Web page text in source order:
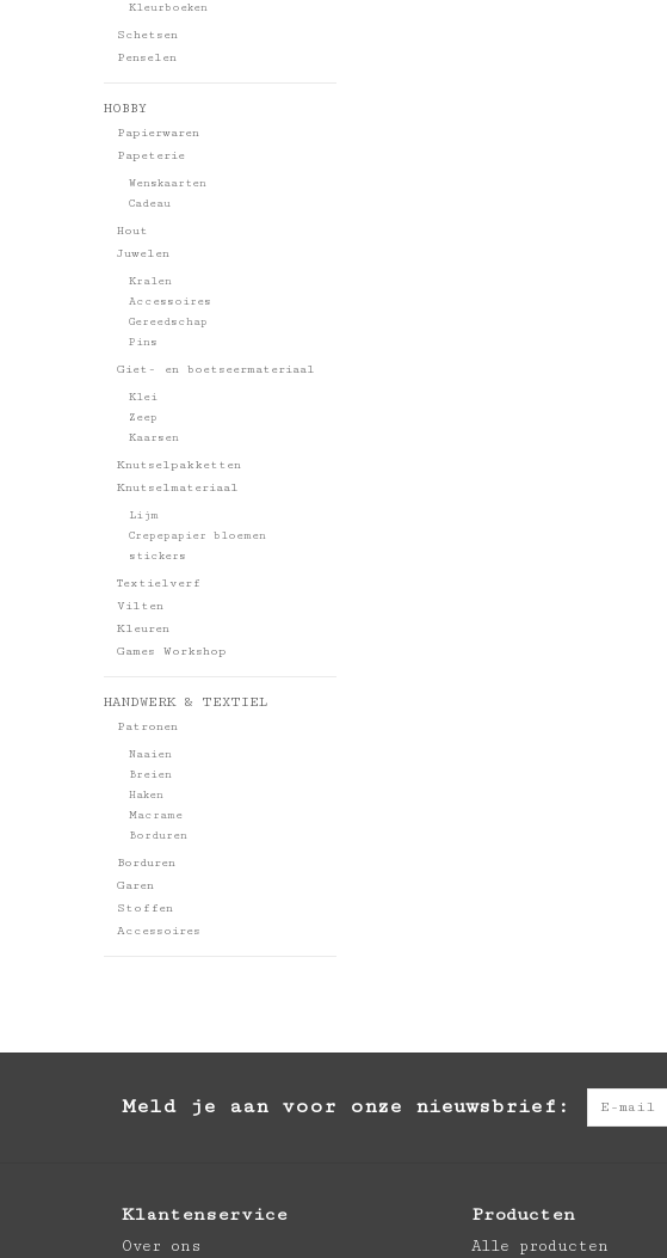
Kleurboeken
Schetsen
Penselen
HOBBY
Papierwaren
Papeterie
Wenskaarten
Cadeau
Hout
Juwelen
Kralen
Accessoires
Gereedschap
Pins
Giet- en boetseermateriaal
Klei
Zeep
Kaarsen
Knutselpakketten
Knutselmateriaal
Lijm
Crepepapier bloemen
stickers
Textielverf
Vilten
Kleuren
Games Workshop
HANDWERK & TEXTIEL
Patronen
Naaien
Breien
Haken
Macrame
Borduren
Borduren
Garen
Stoffen
Accessoires
Meld je aan voor onze nieuwsbrief:
Klantenservice
Over ons
Producten
Alle producten